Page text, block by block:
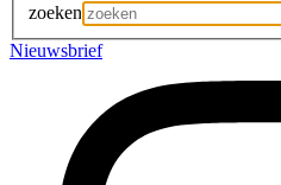
zoeken
Nieuwsbrief